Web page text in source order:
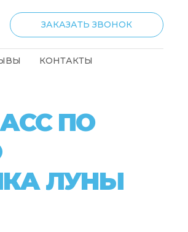
ЗАКАЗАТЬ ЗВОНОК
КОНТАКТЫ
ПО
ЛУНЫ